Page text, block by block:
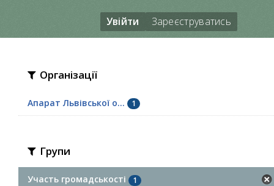
Увійти Зареєструватись
Організації
Апарат Львівської о... 1
Групи
Участь громадськості 1